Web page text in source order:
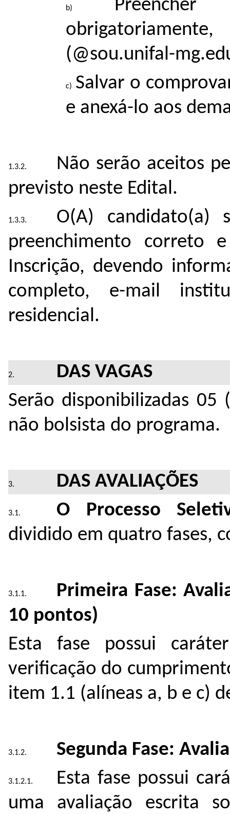
Preencher
(@sou.unifal-
Salvar o
e anexá-lo aos
Não serão aceitos
previsto neste Edital.
O(A) candidato(a)
preenchimento correto
Inscrição, devendo
completo, e-mail
residencial.
DAS VAGAS
Serão disponibilizadas 05
não bolsista do programa.
DAS AVALIAÇÕES
O Processo
dividido em quatro fases,
Primeira Fase:
10 pontos)
Esta fase possui
verificação do
item 1.1 (alíneas a, b e c)
Segunda Fase:
Esta fase possui
uma avaliação escrita